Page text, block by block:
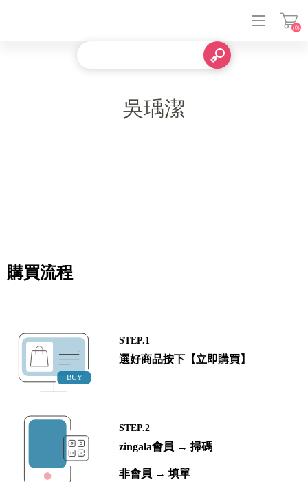
(0)
吳瑀潔
購買流程
STEP.1
選好商品按下【立即購買】
STEP.2
zingala會員 → 掃碼
非會員 → 填單